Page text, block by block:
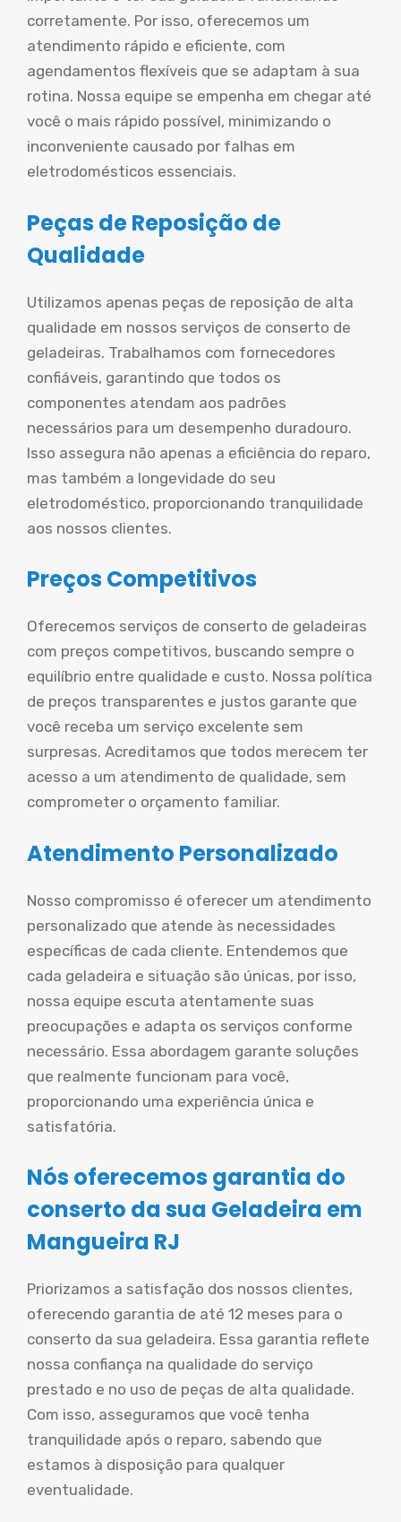
corretamente. Por isso, oferecemos um
atendimento rápido e eficiente, com
agendamentos flexíveis que se adaptam à sua
rotina. Nossa equipe se empenha em chegar até
você o mais rápido possível, minimizando o
inconveniente causado por falhas em
eletrodomésticos essenciais.
Peças de Reposição de
Qualidade
Utilizamos apenas peças de reposição de alta
qualidade em nossos serviços de conserto de
geladeiras. Trabalhamos com fornecedores
confiáveis, garantindo que todos os
componentes atendam aos padrões
necessários para um desempenho duradouro.
Isso assegura não apenas a eficiência do reparo,
mas também a longevidade do seu
eletrodoméstico, proporcionando tranquilidade
aos nossos clientes.
Preços Competitivos
Oferecemos serviços de conserto de geladeiras
com preços competitivos, buscando sempre o
equilíbrio entre qualidade e custo. Nossa política
de preços transparentes e justos garante que
você receba um serviço excelente sem
surpresas. Acreditamos que todos merecem ter
acesso a um atendimento de qualidade, sem
comprometer o orçamento familiar.
Atendimento Personalizado
Nosso compromisso é oferecer um atendimento
personalizado que atende às necessidades
específicas de cada cliente. Entendemos que
cada geladeira e situação são únicas, por isso,
nossa equipe escuta atentamente suas
preocupações e adapta os serviços conforme
necessário. Essa abordagem garante soluções
que realmente funcionam para você,
proporcionando uma experiência única e
satisfatória.
Nós oferecemos garantia do
conserto da sua Geladeira em
Mangueira RJ
Priorizamos a satisfação dos nossos clientes,
oferecendo garantia de até 12 meses para o
conserto da sua geladeira. Essa garantia reflete
nossa confiança na qualidade do serviço
prestado e no uso de peças de alta qualidade.
Com isso, asseguramos que você tenha
tranquilidade após o reparo, sabendo que
estamos à disposição para qualquer
eventualidade.